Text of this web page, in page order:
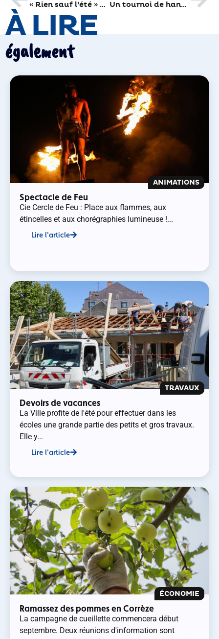
« Rien sauf l’été » et une moisson de prix Un tournoi de handball contre le cancer
À LIRE
également
ANIMATIONS
Spectacle de Feu
Cie Cercle de Feu : Place aux flammes, aux
étincelles et aux chorégraphies lumineuse !...
Lire l'article
TRAVAUX
Devoirs de vacances
La Ville profite de l'été pour effectuer dans les
écoles une grande partie des petits et gros travaux.
Elle y...
Lire l'article
ÉCONOMIE
Ramassez des pommes en Corrèze
La campagne de cueillette commencera début
septembre. Deux réunions d'information sont